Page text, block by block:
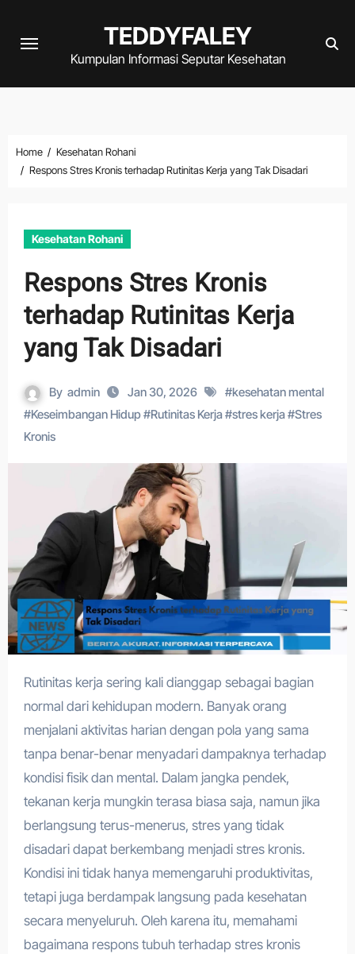
TEDDYFALEY
Kumpulan Informasi Seputar Kesehatan
Home
Kesehatan Rohani
Respons Stres Kronis terhadap Rutinitas Kerja yang Tak Disadari
Kesehatan Rohani
Respons Stres Kronis
terhadap Rutinitas Kerja
yang Tak Disadari
By admin Jan 30, 2026 #kesehatan mental
#Keseimbangan Hidup#Rutinitas Kerja#stres kerja#Stres
Kronis
Rutinitas kerja sering kali dianggap sebagai bagian
normal dari kehidupan modern. Banyak orang
menjalani aktivitas harian dengan pola yang sama
tanpa benar-benar menyadari dampaknya terhadap
kondisi fisik dan mental. Dalam jangka pendek,
tekanan kerja mungkin terasa biasa saja, namun jika
berlangsung terus-menerus, stres yang tidak
disadari dapat berkembang menjadi stres kronis.
Kondisi ini tidak hanya memengaruhi produktivitas,
tetapi juga berdampak langsung pada kesehatan
secara menyeluruh. Oleh karena itu, memahami
bagaimana respons tubuh terhadap stres kronis